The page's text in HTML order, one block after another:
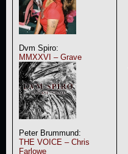
Dvm Spiro:
MMXXVI – Grave
Peter Brummund:
THE VOICE – Chris
Farlowe